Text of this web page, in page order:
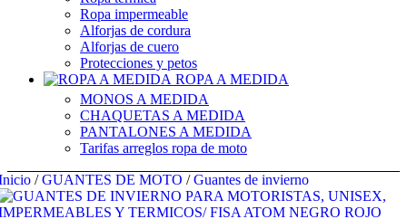
Ropa impermeable
Alforjas de cordura
Alforjas de cuero
Protecciones y petos
ROPA A MEDIDA
MONOS A MEDIDA
CHAQUETAS A MEDIDA
PANTALONES A MEDIDA
Tarifas arreglos ropa de moto
/ GUANTES DE MOTO / Guantes de invierno